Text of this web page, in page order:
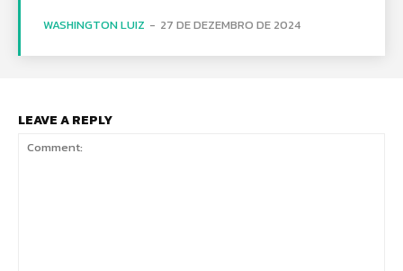
WASHINGTON LUIZ - 27 DE DEZEMBRO DE 2024
LEAVE A REPLY